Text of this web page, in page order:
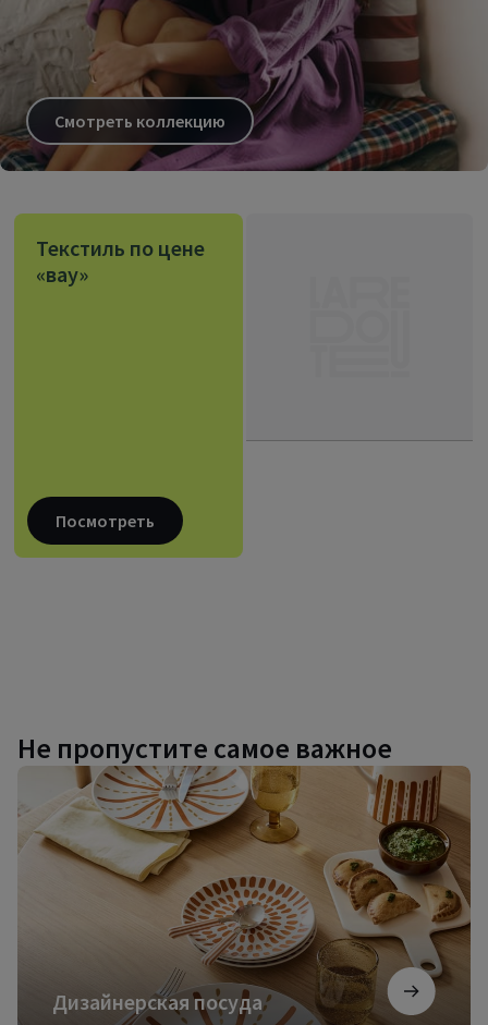
Смотреть коллекцию
Текстиль по цене
«вау»
Посмотреть
Не пропустите самое важное
Дизайнерская посуда
Дизайнерская